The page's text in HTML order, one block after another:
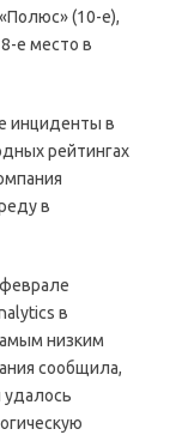
(10-е),
е место в
инциденты в
рейтингах
в
в
низким
сообщила,